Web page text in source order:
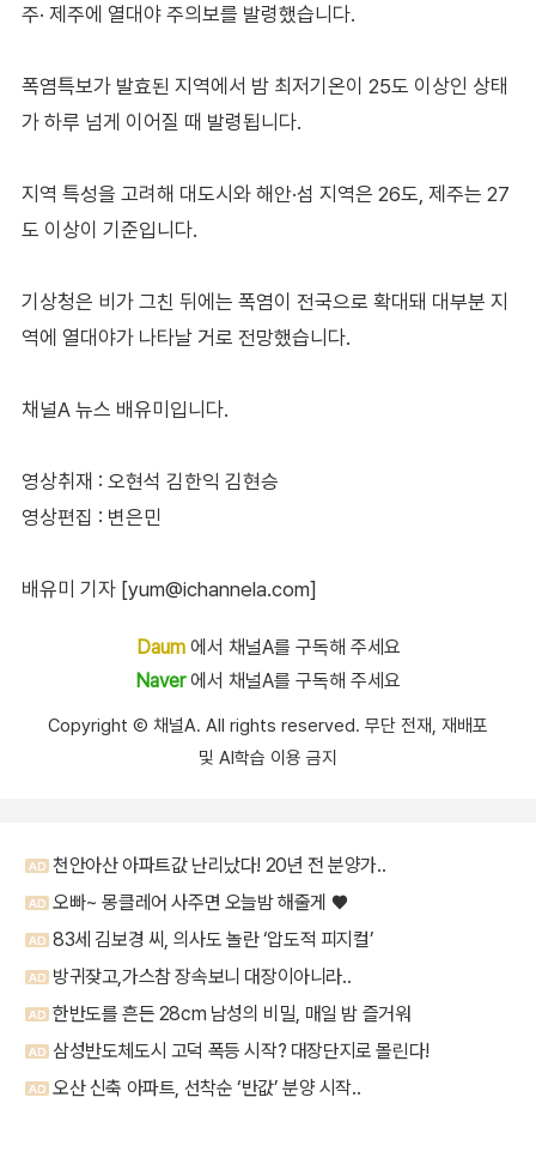
주· 제주에 열대야 주의보를 발령했습니다.
폭염특보가 발효된 지역에서 밤 최저기온이 25도 이상인 상태
가 하루 넘게 이어질 때 발령됩니다.
지역 특성을 고려해 대도시와 해안·섬 지역은 26도, 제주는 27
도 이상이 기준입니다.
기상청은 비가 그친 뒤에는 폭염이 전국으로 확대돼 대부분 지
역에 열대야가 나타날 거로 전망했습니다.
채널A 뉴스 배유미입니다.
영상취재 : 오현석 김한익 김현승
영상편집 : 변은민
배유미 기자 [yum@ichannela.com]
Daum에서 채널A를 구독해 주세요
Naver에서 채널A를 구독해 주세요
Copyright Ⓒ 채널A. All rights reserved. 무단 전재, 재배포
및 AI학습 이용 금지